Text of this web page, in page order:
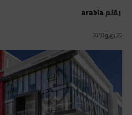
بقلمarabia
25 يونيو 2018